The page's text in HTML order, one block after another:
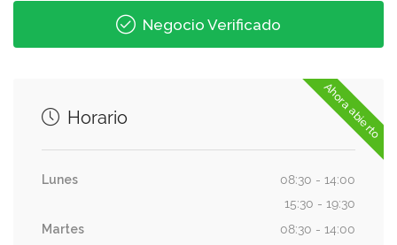
Negocio Verificado
Ahora abierto
Horario
Lunes
08:30 - 14:00
15:30 - 19:30
Martes
08:30 - 14:00